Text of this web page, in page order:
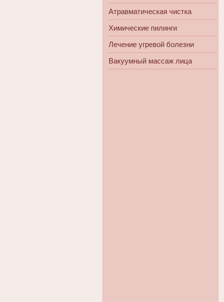
Атравматическая чистка
Химические пилинги
Лечение угревой болезни
Вакуумный массаж лица